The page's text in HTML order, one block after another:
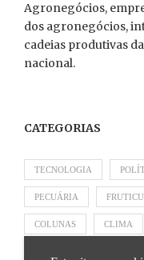
Agronegócios,
dos agronegócios,
cadeias produtivas
nacional.
CATEGORIAS
TECNOLOGIA
PECUÁRIA
COLUNAS CLIMA